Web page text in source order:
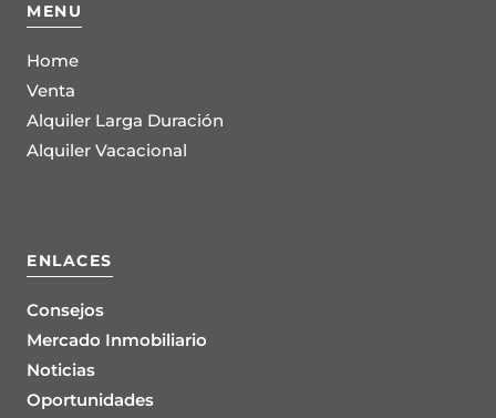
MENU
Home
Venta
Alquiler Larga Duración
Alquiler Vacacional
ENLACES
Consejos
Mercado Inmobiliario
Noticias
Oportunidades